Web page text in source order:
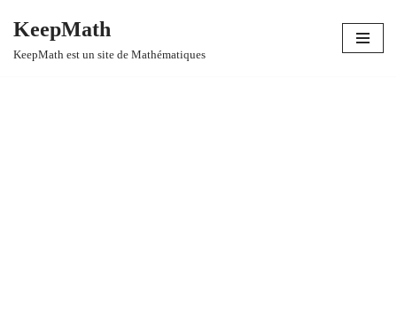
Aller
KeepMath
KeepMath est un site de Mathématiques